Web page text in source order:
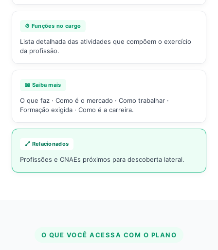
⚙️ Funções no cargo
Lista detalhada das atividades que compõem o exercício
da profissão.
📖 Saiba mais
O que faz · Como é o mercado · Como trabalhar ·
Formação exigida · Como é a carreira.
🔗 Relacionados
Profissões e CNAEs próximos para descoberta lateral.
O QUE VOCÊ ACESSA COM O PLANO